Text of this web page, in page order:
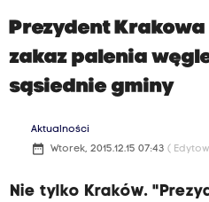
Prezydent
zakaz palenia
sąsiednie gminy
Aktualności
date_range Wtorek, 2015.12.15 07:43 (
Nie tylko Kraków.